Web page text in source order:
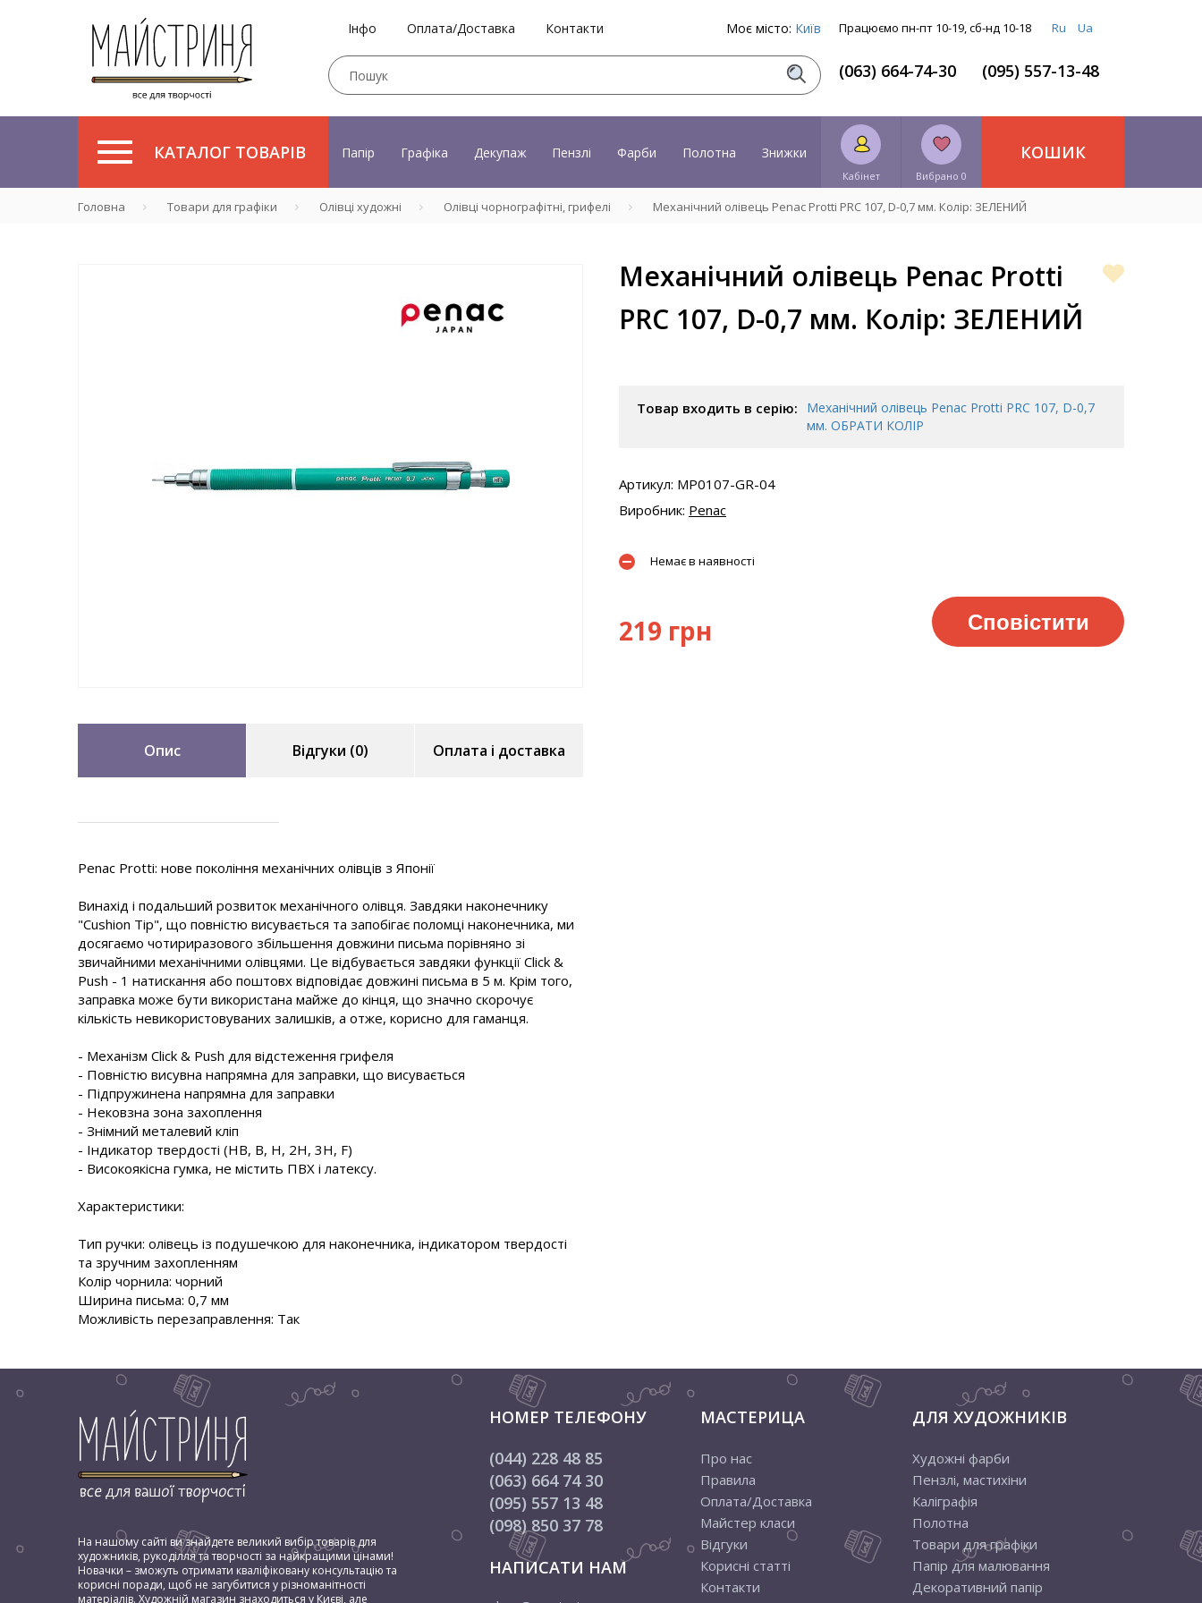
Інфо Оплата/Доставка Контакти Моє місто: Київ Працюємо пн-пт 10-19, сб-нд 10-18 Ru Ua
(063) 664-74-30 (095) 557-13-48
КАТАЛОГ ТОВАРІВ Папір Графіка Декупаж Пензлі Фарби Полотна Знижки
Кабінет Вибрано 0
КОШИК
Головна Товари для графіки Олівці художні Олівці чорнографітні, грифелі Механічний олівець Penac Protti PRC 107, D-0,7 мм. Колір: ЗЕЛЕНИЙ
Опис Відгуки (0) Оплата і доставка
Penac Protti: нове покоління механічних олівців з Японії
Винахід і подальший розвиток механічного олівця. Завдяки наконечнику
"Cushion Tip", що повністю висувається та запобігає поломці наконечника, ми
досягаємо чотириразового збільшення довжини письма порівняно зі
звичайними механічними олівцями. Це відбувається завдяки функції Click &
Push - 1 натискання або поштовх відповідає довжині письма в 5 м. Крім того,
заправка може бути використана майже до кінця, що значно скорочує
кількість невикористовуваних залишків, а отже, корисно для гаманця.
- Механізм Click & Push для відстеження грифеля
- Повністю висувна напрямна для заправки, що висувається
- Підпружинена напрямна для заправки
- Нековзна зона захоплення
- Знімний металевий кліп
- Індикатор твердості (HB, B, H, 2H, 3H, F)
- Високоякісна гумка, не містить ПВХ і латексу.
Характеристики:
Тип ручки: олівець із подушечкою для наконечника, індикатором твердості
та зручним захопленням
Колір чорнила: чорний
Ширина письма: 0,7 мм
Можливість перезаправлення: Так
Механічний олівець Penac Protti
PRC 107, D-0,7 мм. Колір: ЗЕЛЕНИЙ
Товар входить в серію:
Механічний олівець Penac Protti PRC 107, D-0,7
мм. ОБРАТИ КОЛІР
Артикул: MP0107-GR-04
Виробник: Penac
Немає в наявності
219 грн Сповістити
На нашому сайті ви знайдете великий вибір товарів для
художників, рукоділля та творчості за найкращими цінами!
Новачки – зможуть отримати кваліфіковану консультацію та
корисні поради, щоб не загубитися у різноманітності
матеріалів. Художній магазин знаходиться у Києві, але
НОМЕР ТЕЛЕФОНУ
(044) 228 48 85
(063) 664 74 30
(095) 557 13 48
(098) 850 37 78
НАПИСАТИ НАМ
МАСТЕРИЦА
Про нас
Правила
Оплата/Доставка
Майстер класи
Відгуки
Корисні статті
Контакти
ДЛЯ ХУДОЖНИКІВ
Художні фарби
Пензлі, мастихіни
Каліграфія
Полотна
Товари для графіки
Папір для малювання
Декоративний папір